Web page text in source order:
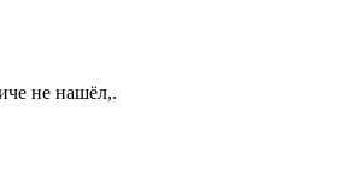
не нашёл,.